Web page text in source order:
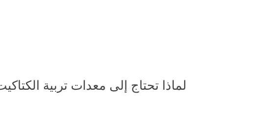
لماذا تحتاج إلى معدات تربية